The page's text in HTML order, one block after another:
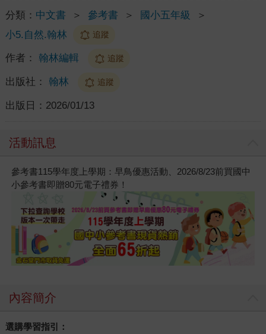
分類： 中文書 ＞ 參考書 ＞ 國小五年級
＞
小5.自然.翰林
追蹤
作者： 翰林編輯 追蹤
出版社： 翰林 追蹤
出版日： 2026/01/13
活動訊息
參考書115學年度上學期：早鳥優惠活動、2026/8/23前買國中
小參考書即贈80元電子禮券！
內容簡介
選購學習指引：